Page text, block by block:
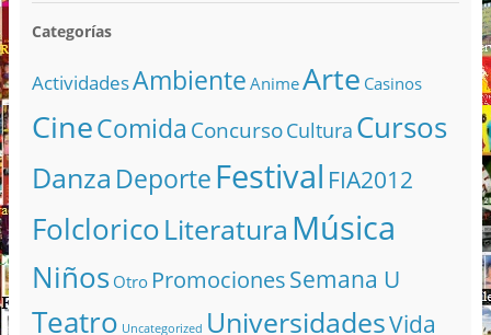
Categorías
ActividadesAmbiente AnimeArte Casinos
CineComida ConcursoCultura Cursos
Danza DeporteFestival FIA2012
FolcloricoLiteratura Música
Niños Otro PromocionesSemana U
Teatro Uncategorized UniversidadesVida